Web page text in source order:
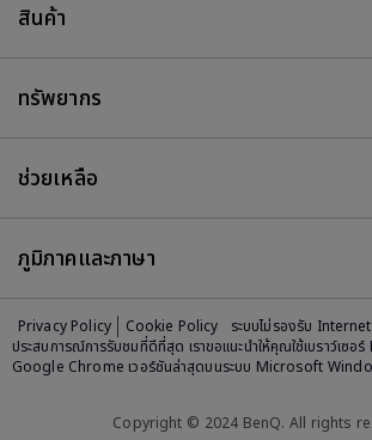
สินค้า
ทรัพยากร
ช่วยเหลือ
ภูมิภาคและภาษา
Privacy Policy Cookie Policy
ระบบไม่รองรับ
ประสบการณ์การรับชมที่ดีที่สุด เราขอแนะนำให้คุณใช้เบราว์เซ
Google Chrome เวอร์ชันล่าสุดบนระบบ Microsoft
Copyright © 2024 BenQ. All rights